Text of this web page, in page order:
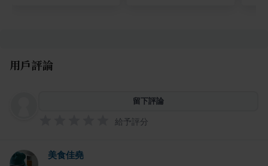
用戶評論
留下評論
給予評分
美食佳堯